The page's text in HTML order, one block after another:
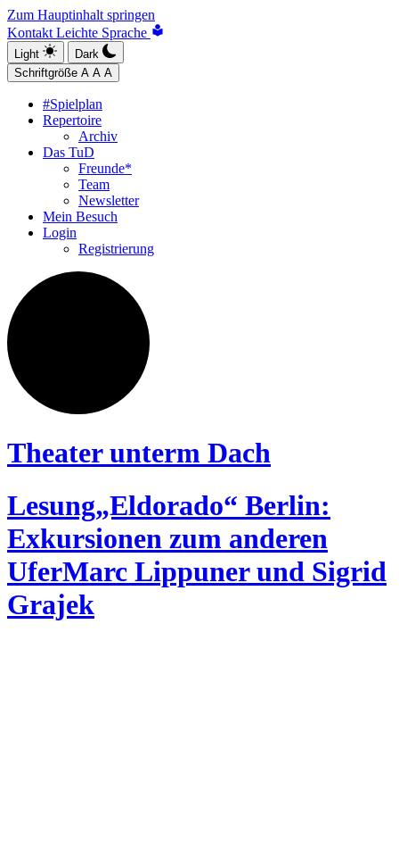
Zum Hauptinhalt springen
Kontakt Leichte Sprache
Light
Dark
Schriftgröße A A A
#Spielplan
Repertoire
Archiv
Das TuD
Freunde*
Team
Newsletter
Mein Besuch
Login
Registrierung
Theater unterm Dach
Lesung„Eldorado“ Berlin:
Exkursionen zum anderen
UferMarc Lippuner und Sigrid
Grajek